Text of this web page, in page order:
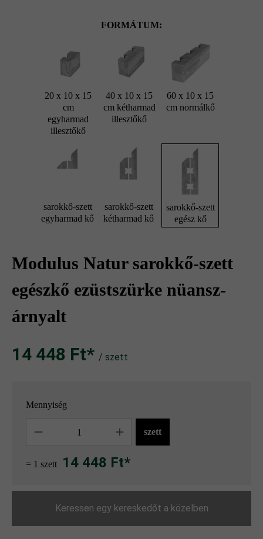
FORMÁTUM:
20 x 10 x 15
cm
egyharmad
illesztőkő
40 x 10 x 15
cm kétharmad
illesztőkő
60 x 10 x 15
cm normálkő
sarokkő-szett
egyharmad kő
sarokkő-szett
kétharmad kő
sarokkő-szett
egész kő
Modulus Natur sarokkő-szett
egészkő ezüstszürke nüansz-
árnyalt
14 448 Ft‎‎‎* / szett
Mennyiség
szett
= 1 szett 14 448 Ft*
Keressen egy kereskedőt a közelben